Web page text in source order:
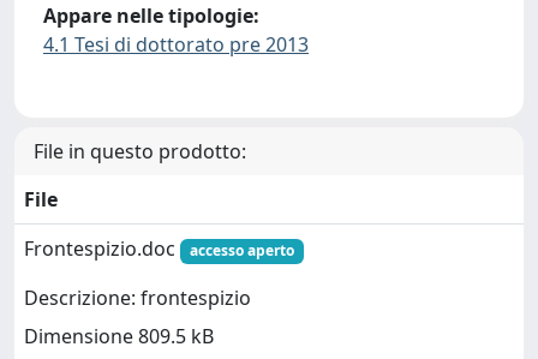
Appare nelle tipologie:
4.1 Tesi di dottorato pre 2013
File in questo prodotto:
File
Frontespizio.doc
accesso aperto
Descrizione: frontespizio
Dimensione 809.5 kB